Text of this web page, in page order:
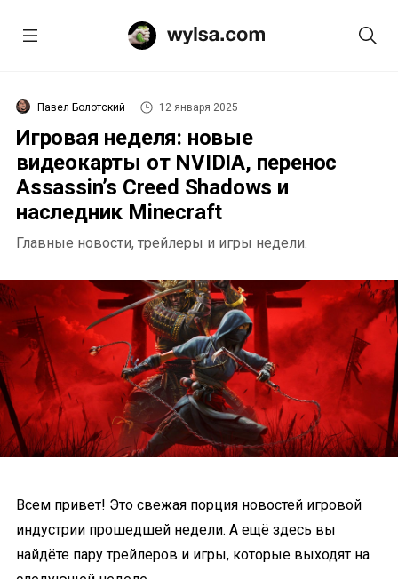
Павел Болотский 12 января 2025
Игровая неделя: новые
видеокарты от NVIDIA, перенос
Assassin’s Creed Shadows и
наследник Minecraft
Главные новости, трейлеры и игры недели.
Всем привет! Это свежая порция новостей игровой
индустрии прошедшей недели. А ещё здесь вы
найдёте пару трейлеров и игры, которые выходят на